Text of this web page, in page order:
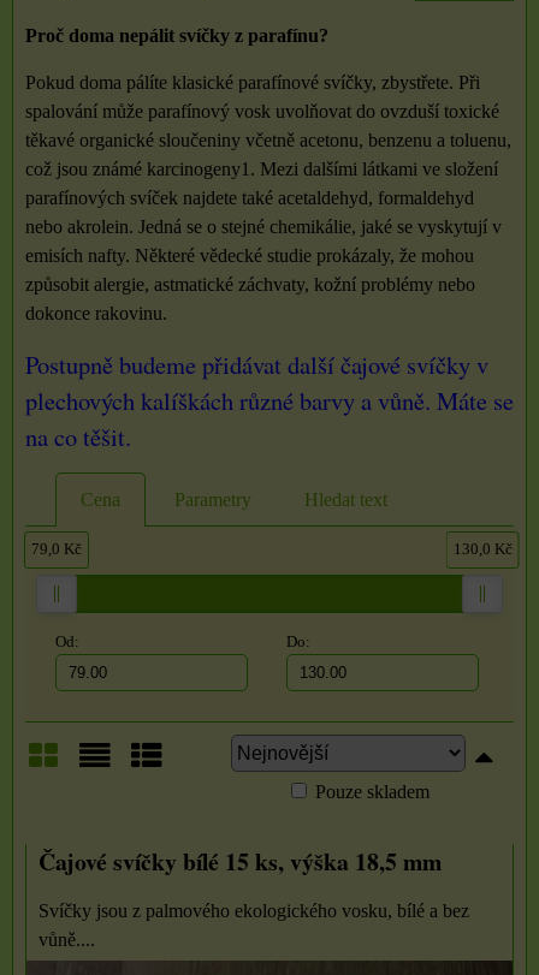
Proč doma nepálit svíčky z parafínu?
Pokud doma pálíte klasické parafínové svíčky, zbystřete. Při
spalování může parafínový vosk uvolňovat do ovzduší toxické
těkavé organické sloučeniny včetně acetonu, benzenu a toluenu,
což jsou známé karcinogeny1. Mezi dalšími látkami ve složení
parafínových svíček najdete také acetaldehyd, formaldehyd
nebo akrolein. Jedná se o stejné chemikálie, jaké se vyskytují v
emisích nafty. Některé vědecké studie prokázaly, že mohou
způsobit alergie, astmatické záchvaty, kožní problémy nebo
dokonce rakovinu.
Postupně budeme přidávat další čajové svíčky v
plechových kalíškách různé barvy a vůně. Máte se
na co těšit.
Cena Parametry Hledat text
Od: Do:
79,0 Kč 130,0 Kč
Pouze skladem
Čajové svíčky bílé 15 ks, výška 18,5 mm
Svíčky jsou z palmového ekologického vosku, bílé a bez
vůně....